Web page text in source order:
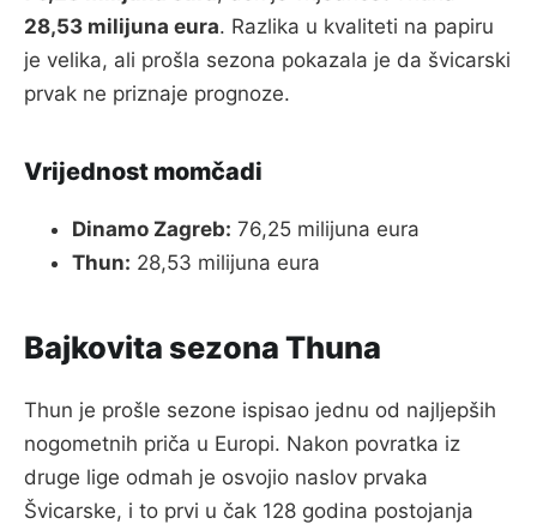
28,53 milijuna eura. Razlika u kvaliteti na papiru
je velika, ali prošla sezona pokazala je da švicarski
prvak ne priznaje prognoze.
Vrijednost momčadi
Dinamo Zagreb: 76,25 milijuna eura
Thun: 28,53 milijuna eura
Bajkovita sezona Thuna
Thun je prošle sezone ispisao jednu od najljepših
nogometnih priča u Europi. Nakon povratka iz
druge lige odmah je osvojio naslov prvaka
Švicarske, i to prvi u čak 128 godina postojanja